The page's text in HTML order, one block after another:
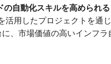
の自動化スキルを高められる
用したプロジェクトを通じ
、市場価値の高いインフラ